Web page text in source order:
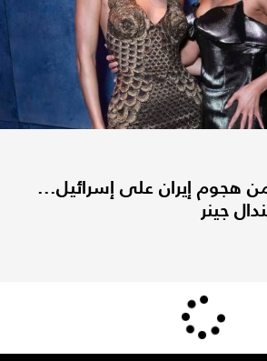
من هجوم إيران على إسرائيل...
جينر